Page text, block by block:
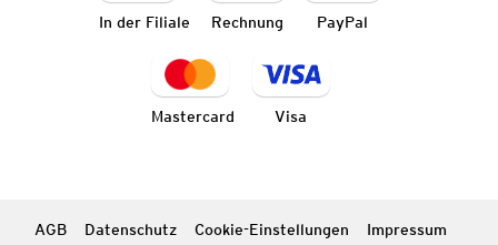
In der Filiale Rechnung PayPal
Mastercard Visa
AGB Datenschutz Cookie-Einstellungen Impressum